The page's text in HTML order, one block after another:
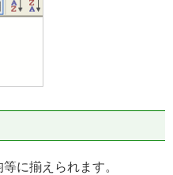
に揃えられます。